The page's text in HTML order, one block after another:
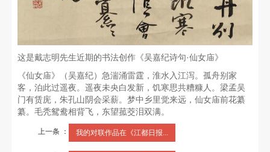
这是戴志明先生近期的书法创作《吴嘉纪诗句·仙女庙》
《仙女庙》（吴嘉纪）急湍涌雷霆，淮水入江泻。孤舟别家
客，泊此过遥夜。遥夜未央白发新，饥寒思共糟糠人。梁孟吴
门有赁庑，朱孔山阴会采薪。梦中乡里觉来远，仙女庙前花纂
纂。毛秃鸳鸯相背飞，东望菰茭泪双满。
上一条 ： 我的对联作品在《江都日报...